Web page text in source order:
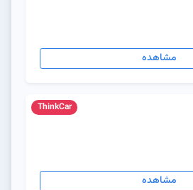
مشاهده
ThinkCar
مشاهده